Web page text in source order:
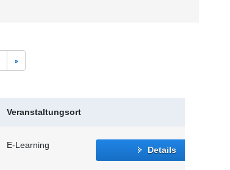
»
Veranstaltungsort
E-Learning Details